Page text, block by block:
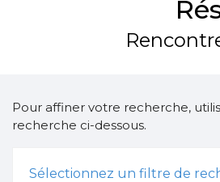
Pour affiner votre recherche,
recherche ci-dessous.
Sélectionnez un filtre de